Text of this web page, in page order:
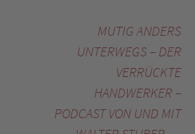
MUTIG ANDERS
UNTERWEGS – DER
VERRÜCKTE
HANDWERKER –
PODCAST VON UND MIT